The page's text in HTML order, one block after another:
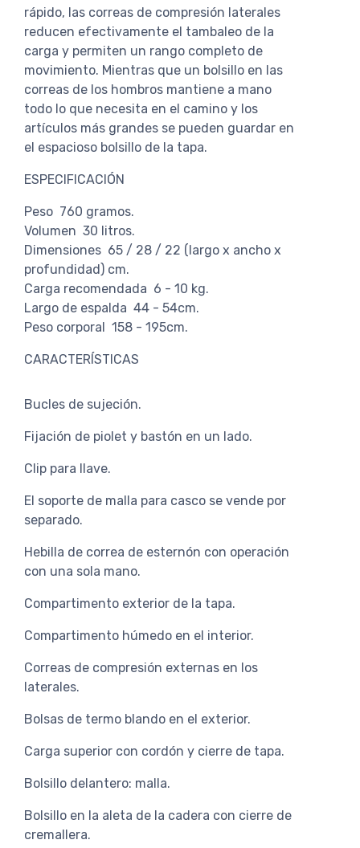
rápido, las correas de compresión laterales
reducen efectivamente el tambaleo de la
carga y permiten un rango completo de
movimiento. Mientras que un bolsillo en las
correas de los hombros mantiene a mano
todo lo que necesita en el camino y los
artículos más grandes se pueden guardar en
el espacioso bolsillo de la tapa.
ESPECIFICACIÓN
Peso 760 gramos.
Volumen 30 litros.
Dimensiones 65 / 28 / 22 (largo x ancho x
profundidad) cm.
Carga recomendada 6 - 10 kg.
Largo de espalda 44 - 54cm.
Peso corporal 158 - 195cm.
CARACTERÍSTICAS
Bucles de sujeción.
Fijación de piolet y bastón en un lado.
Clip para llave.
El soporte de malla para casco se vende por
separado.
Hebilla de correa de esternón con operación
con una sola mano.
Compartimento exterior de la tapa.
Compartimento húmedo en el interior.
Correas de compresión externas en los
laterales.
Bolsas de termo blando en el exterior.
Carga superior con cordón y cierre de tapa.
Bolsillo delantero: malla.
Bolsillo en la aleta de la cadera con cierre de
cremallera.